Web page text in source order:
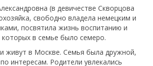
(в девичестве Скворцова
свободно владела немецким и
посвятила жизнь воспитанию и
в семье было семеро.
живут в Москве. Семья была дружной,
интересам. Родители увлекались